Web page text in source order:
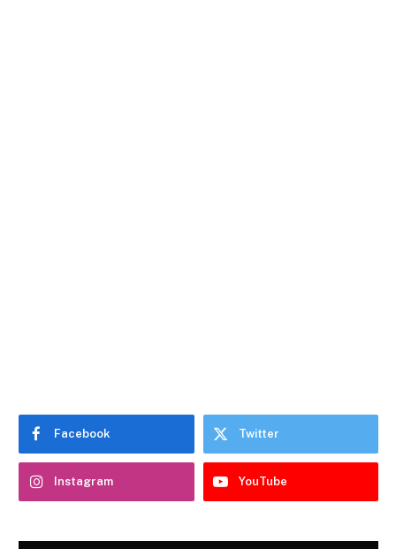
Facebook Twitter
Instagram YouTube